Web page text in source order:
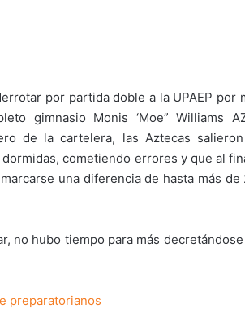
por partida doble a la UPAEP por
gimnasio Monis ‘Moe” Williams
de la cartelera, las Aztecas
cometiendo errores y que al
una diferencia de hasta más
no hubo tiempo para más
preparatorianos